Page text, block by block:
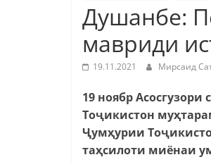
Душанбе:
мавриди
19.11.2021 Мирсаид
19 ноябр
Тоҷикистон
Ҷумҳурии
таҳсилоти миёнаи